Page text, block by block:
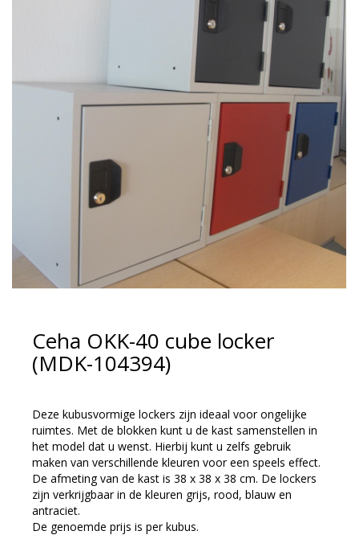
Ceha OKK-40 cube locker
(MDK-104394)
Deze kubusvormige lockers zijn ideaal voor ongelijke
ruimtes. Met de blokken kunt u de kast samenstellen in
het model dat u wenst. Hierbij kunt u zelfs gebruik
maken van verschillende kleuren voor een speels effect.
De afmeting van de kast is 38 x 38 x 38 cm. De lockers
zijn verkrijgbaar in de kleuren grijs, rood, blauw en
antraciet.
De genoemde prijs is per kubus.